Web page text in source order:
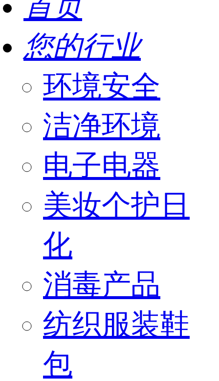
首页
您的行业
环境安全
洁净环境
电子电器
美妆个护日
化
消毒产品
纺织服装鞋
包